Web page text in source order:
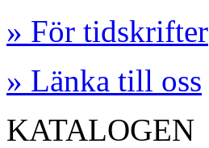
» För tidskrifter
» Länka till oss
KATALOGEN